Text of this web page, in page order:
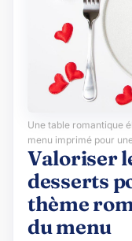
Une table romantique
menu imprimé pour
Valoriser
desserts
thème
du menu